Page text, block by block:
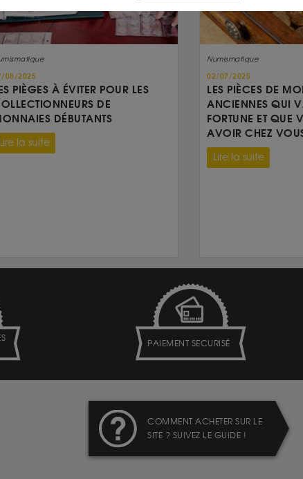
08/2025
PIÈGES À ÉVITER POUR LES
DE
DÉBUTANTS
Lire la suite
Numismatique
02/07/2025
LES PIÈCES DE
ANCIENNES QUI
FORTUNE ET QUE
AVOIR CHEZ
Lire la suite
PAIEMENT SECURISÉ
COMMENT ACHETER SUR LE
SITE ? SUIVEZ LE GUIDE !